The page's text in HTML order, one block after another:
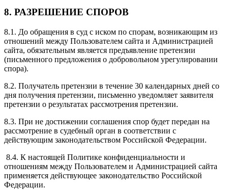
8. РАЗРЕШЕНИЕ СПОРОВ
8.1. До обращения в суд с иском по спорам, возникающим из
отношений между Пользователем сайта и Администрацией
сайта, обязательным является предъявление претензии
(письменного предложения о добровольном урегулировании
спора).
8.2. Получатель претензии в течение 30 календарных дней со
дня получения претензии, письменно уведомляет заявителя
претензии о результатах рассмотрения претензии.
8.3. При не достижении соглашения спор будет передан на
рассмотрение в судебный орган в соответствии с
действующим законодательством Российской Федерации.
8.4. К настоящей Политике конфиденциальности и
отношениям между Пользователем и Администрацией сайта
применяется действующее законодательство Российской
Федерации.